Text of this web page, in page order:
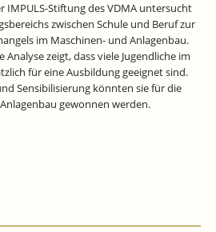
IMPULS-Stiftung des VDMA untersucht
zwischen Schule und Beruf zur
im Maschinen- und Anlagenbau.
zeigt, dass viele Jugendliche im
für eine Ausbildung geeignet sind.
Sensibilisierung könnten sie für die
gewonnen werden.